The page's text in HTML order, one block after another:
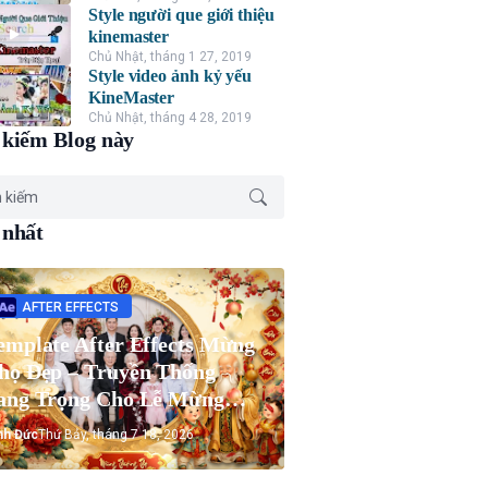
Style người que giới thiệu
kinemaster
Chủ Nhật, tháng 1 27, 2019
Style video ảnh kỷ yếu
KineMaster
Chủ Nhật, tháng 4 28, 2019
Blog này
AFTER EFFECTS
After Effects Mừng
Đẹp – Truyền Thống
Trọng Cho Lễ Mừng
Ông Bà
ĐứcThứ Bảy, tháng 7 18, 2026